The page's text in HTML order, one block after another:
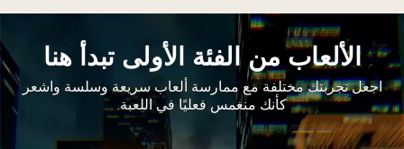
مع
مشاهد
مصورة
مطابقة
ناحية
الألعاب من الفئة الأولى تبدأ هنا
اجعل تجربتك مختلفة مع ممارسة ألعاب سريعة وسلسة واشعر
كأنك منغمس فعليًا في اللعبة.